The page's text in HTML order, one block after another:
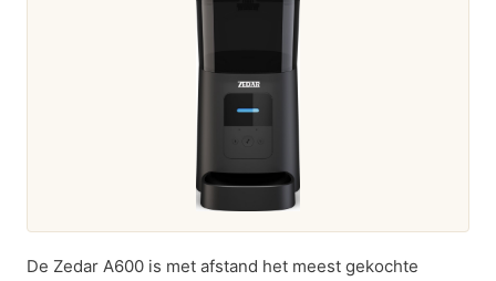
De Zedar A600 is met afstand het meest gekochte